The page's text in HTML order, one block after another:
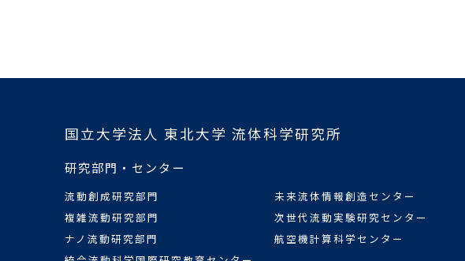
国立大学法人 東北大学 流体科学研究所
研究部門・センター
流動創成研究部門
複雑流動研究部門
ナノ流動研究部門
未来流体情報創造センター
次世代流動実験研究センター
航空機計算科学センター